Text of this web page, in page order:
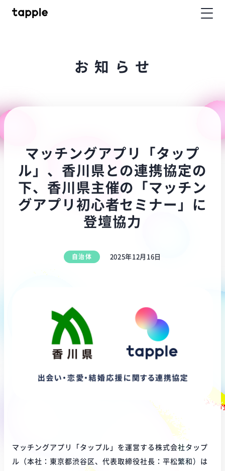
お 知 ら せ
マッチングアプリ「タップ
ル」、香川県との連携協定の
下、香川県主催の「マッチン
グアプリ初心者セミナー」に
登壇協力
自治体 2025年12月16日
マッチングアプリ「タップル」を運営する株式会社タップ
ル（本社：東京都渋谷区、代表取締役社長：平松繁和）は